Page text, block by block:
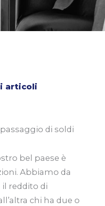
articoli
bel paese è
Abbiamo da
reddito di
chi ha due o